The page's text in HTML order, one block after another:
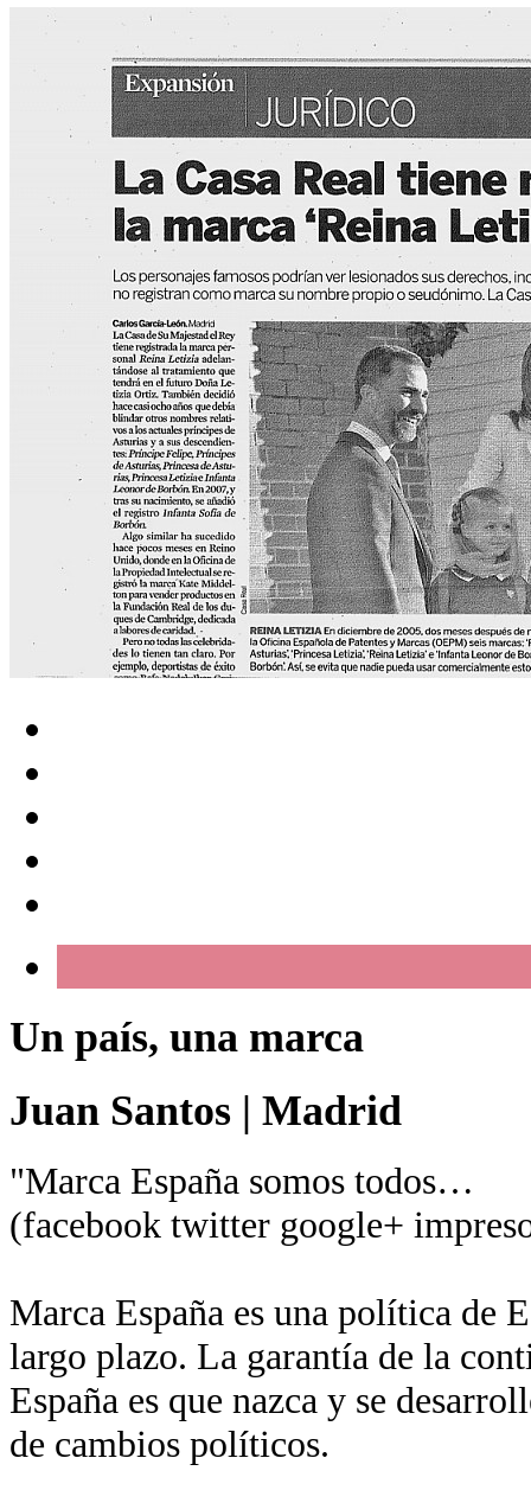
Un país, una marca
Juan Santos | Madrid
"Marca España somos todos…
(facebook twitter google+
Marca España es una política de
largo plazo. La garantía de la
España es que nazca y se
de cambios políticos.